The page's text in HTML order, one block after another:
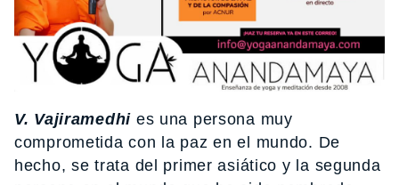
V. Vajiramedhi es una persona muy
comprometida con la paz en el mundo. De
hecho, se trata del primer asiático y la segunda